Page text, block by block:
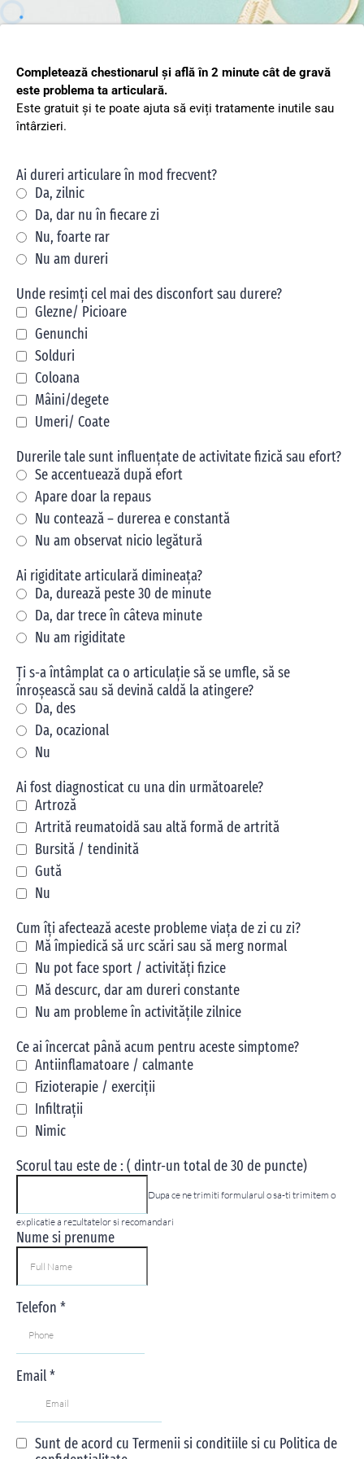
Completează chestionarul și află în 2 minute cât de gravă
este problema ta articulară.
Este gratuit și te poate ajuta să eviți tratamente inutile sau
întârzieri.
Ai dureri articulare în mod frecvent?
Da, zilnic
Da, dar nu în fiecare zi
Nu, foarte rar
Nu am dureri
Unde resimți cel mai des disconfort sau durere?
Glezne/ Picioare
Genunchi
Solduri
Coloana
Mâini/degete
Umeri/ Coate
Durerile tale sunt influențate de activitate fizică sau efort?
Se accentuează după efort
Apare doar la repaus
Nu contează – durerea e constantă
Nu am observat nicio legătură
Ai rigiditate articulară dimineața?
Da, durează peste 30 de minute
Da, dar trece în câteva minute
Nu am rigiditate
Ți s-a întâmplat ca o articulație să se umfle, să se
înroșească sau să devină caldă la atingere?
Da, des
Da, ocazional
Nu
Ai fost diagnosticat cu una din următoarele?
Artroză
Artrită reumatoidă sau altă formă de artrită
Bursită / tendinită
Gută
Nu
Cum îți afectează aceste probleme viața de zi cu zi?
Mă împiedică să urc scări sau să merg normal
Nu pot face sport / activități fizice
Mă descurc, dar am dureri constante
Nu am probleme în activitățile zilnice
Ce ai încercat până acum pentru aceste simptome?
Antiinflamatoare / calmante
Fizioterapie / exerciții
Infiltrații
Nimic
Scorul tau este de : ( dintr-un total de 30 de puncte)
Dupa ce ne trimiti formularul o sa-ti trimitem o
explicatie a rezultatelor si recomandari
Nume si prenume
Telefon *
Email*
Sunt de acord cu Termenii si conditiile si cu Politica de